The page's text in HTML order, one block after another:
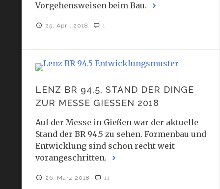
Vorgehensweisen beim Bau.
25. April 2018 1
LENZ BR 94.5, STAND DER DINGE
ZUR MESSE GIESSEN 2018
Auf der Messe in Gießen war der aktuelle
Stand der BR 94.5 zu sehen. Formenbau und
Entwicklung sind schon recht weit
vorangeschritten.
26. März 2018 11